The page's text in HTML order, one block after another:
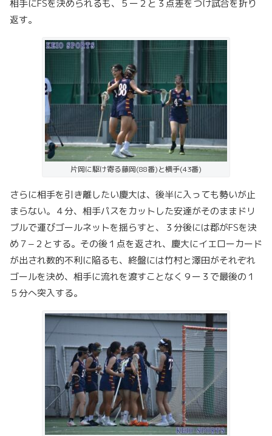
相手にFSを決められるも、５ー２と３点差をつけ試合を折り
返す。
片岡に駆け寄る藤岡(88番)と横手(43番)
さらに相手を引き離したい慶大は、後半に入っても勢いが止
まらない。４分、相手パスをカットした安達がそのままドリ
ブルで運びゴールネットを揺らすと、３分後には郡がFSを決
め７−２とする。その後１点を返され、慶大にイエローカード
が出され数的不利に陥るも、終盤には竹村と澤田がそれぞれ
ゴールを決め、相手に流れを渡すことなく９ー３で最後の１
５分へ突入する。